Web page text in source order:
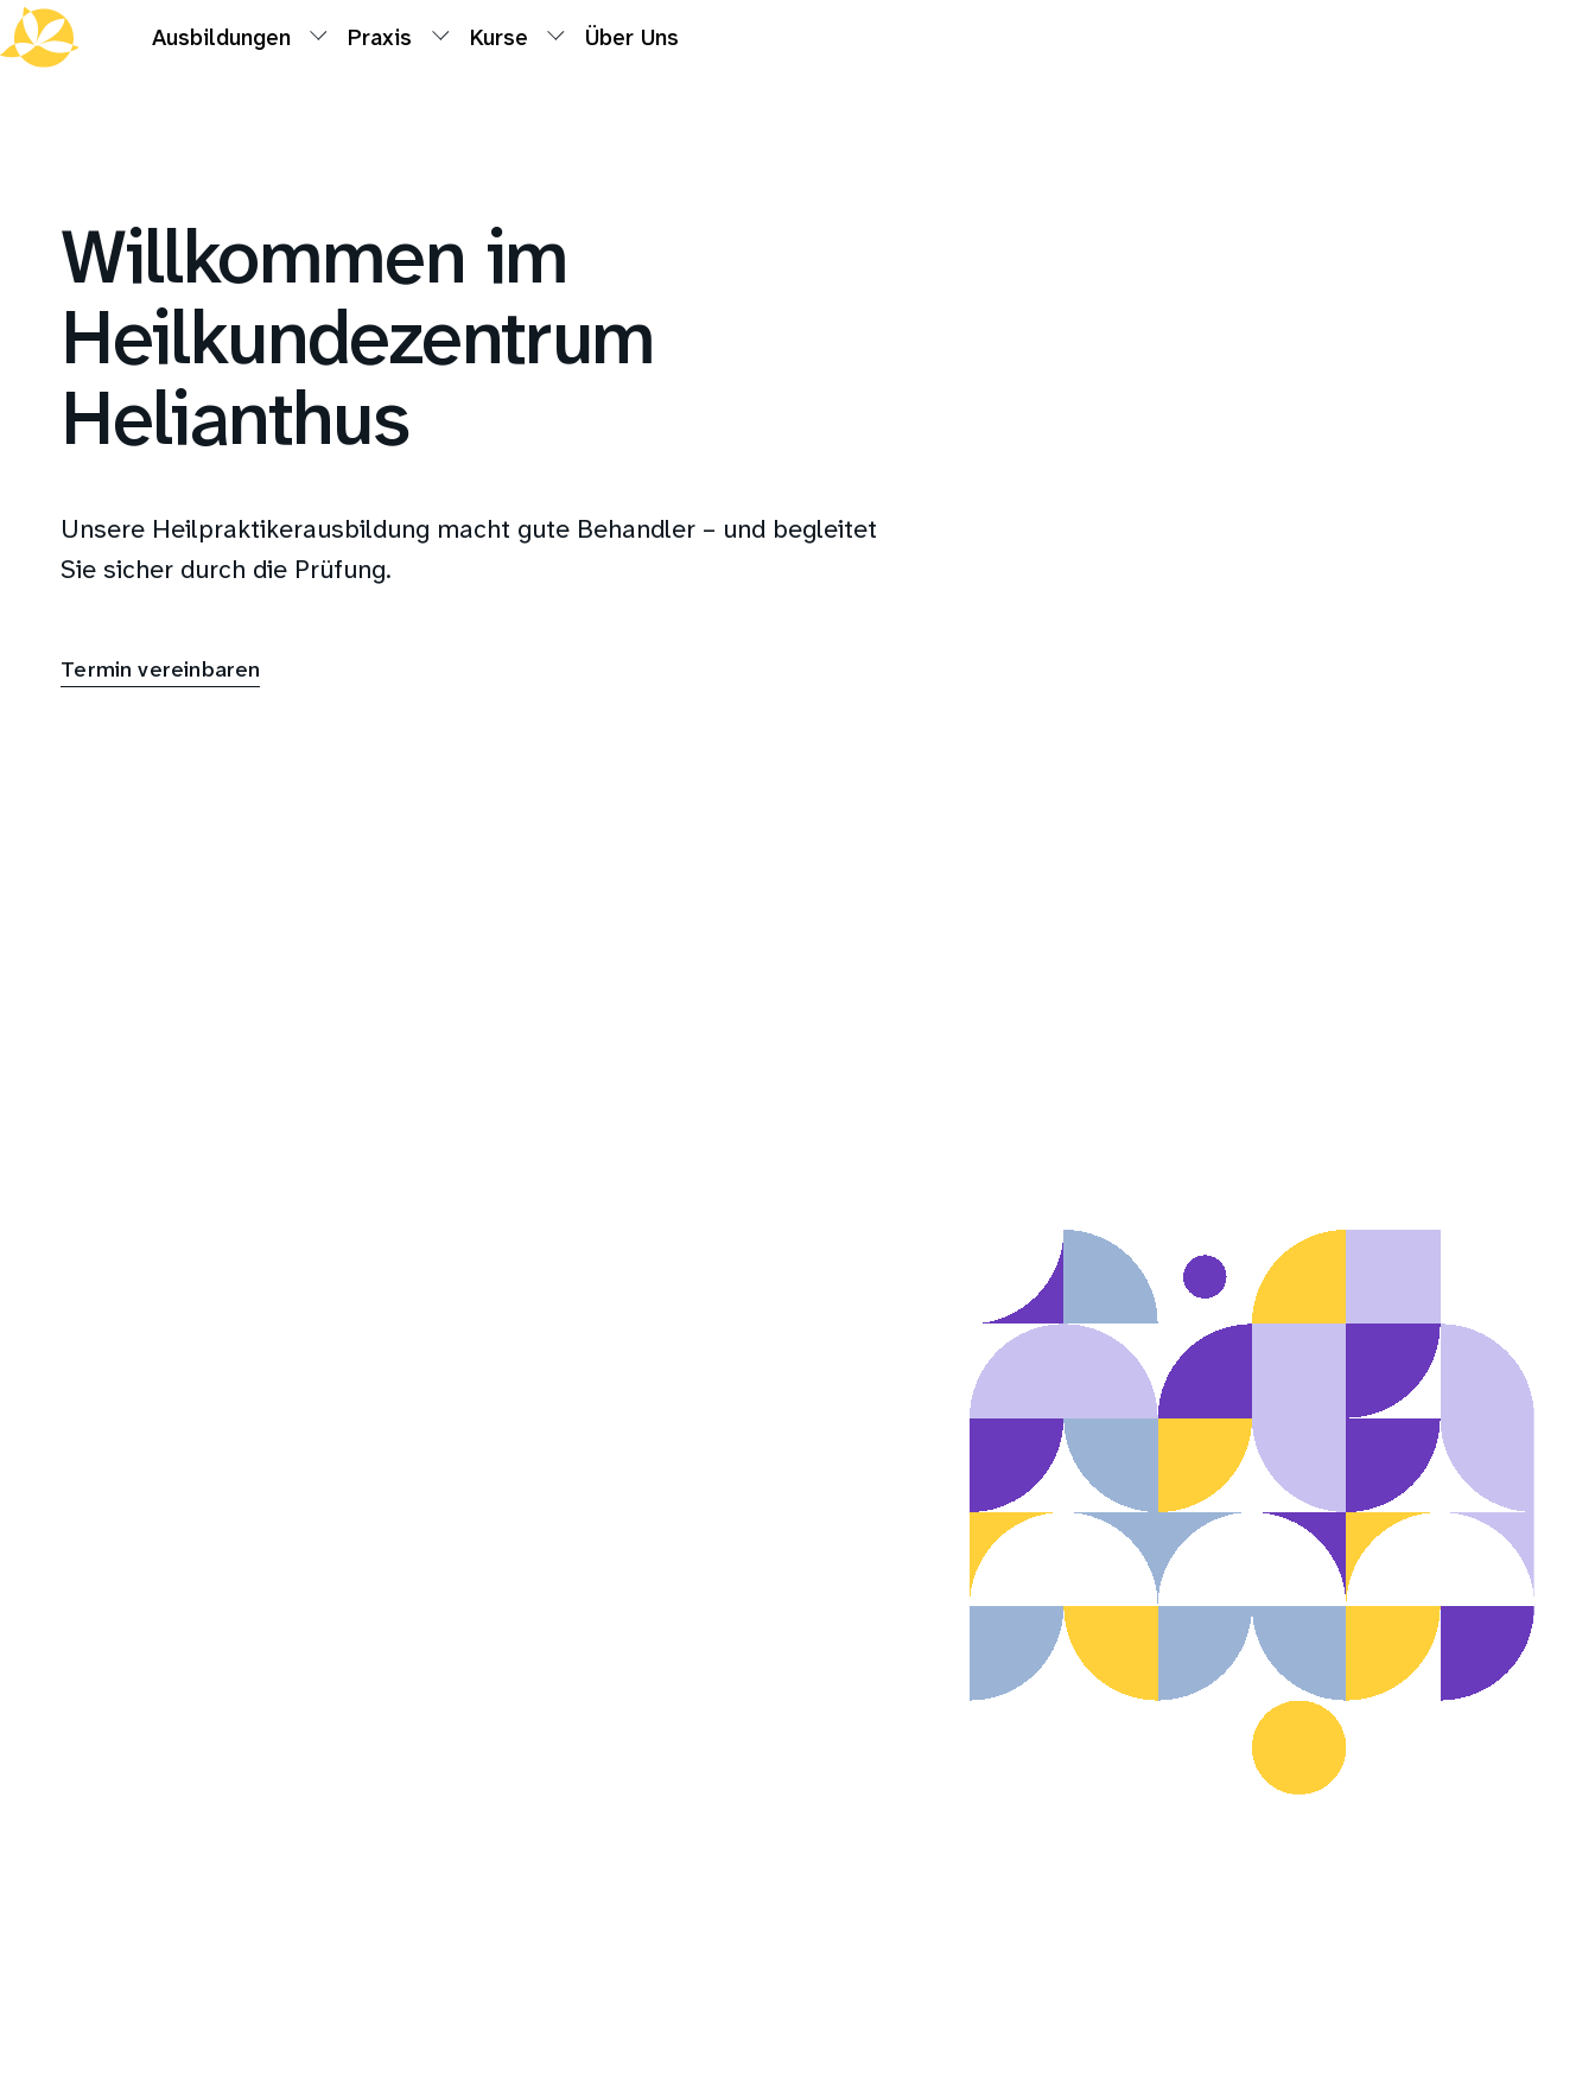
Ausbildungen Praxis Kurse Über Uns
Willkommen im
Heilkundezentrum
Helianthus
Unsere Heilpraktikerausbildung macht gute Behandler – und begleitet
Sie sicher durch die Prüfung.
Termin vereinbaren